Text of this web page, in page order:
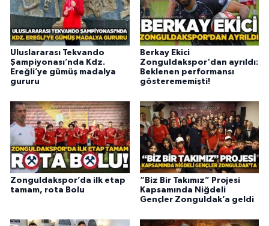
Uluslararası Tekvando
Şampiyonası’nda Kdz.
Ereğli’ye gümüş madalya
gururu
Berkay Ekici
Zonguldakspor'dan ayrıldı:
Beklenen performansı
gösterememişti!
Zonguldakspor’da ilk etap
tamam, rota Bolu
“Biz Bir Takımız” Projesi
Kapsamında Niğdeli
Gençler Zonguldak’a geldi